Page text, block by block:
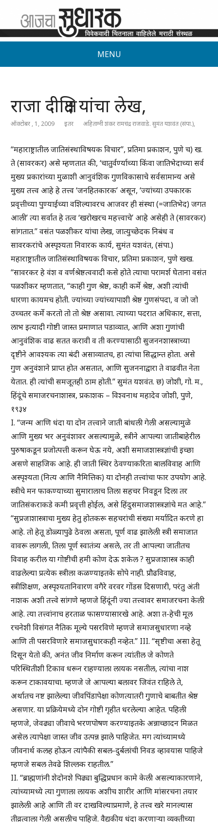
MENU
राजा दीक्षित यांचा लेख,
ऑक्टोबर , 1, 2009 इतर अहिताग्नी शंकर रामचंद्र राजवाडे. सुमंत यशवंत (संपा.),
“महाराष्ट्रातील जातिसंस्थाविषयक विचार”, प्रतिमा प्रकाशन, पुणे च) ख.
ते (सावरकर) असे म्हणतात की, ‘चातुर्वर्ण्याच्या किंवा जातिभेदाच्या सर्व
मुख्य प्रकारांच्या मुळाशी आनुवंशिक गुणविकासाचे सर्वसामान्य असे
मुख्य तत्त्व आहे हे तत्त्व ‘जनहितकारक’ असून, ‘ज्यांच्या उपकारक
प्रवृत्तीच्या पुण्याईच्या वशिल्यावरच आजवर ही संस्था (=जातिभेद) जगत
आली’ त्या सर्वात हे तत्व ‘खरोखरच महत्त्वाचे’ आहे असेही ते (सावरकर)
सांगतात.” वसंत पळशीकर यांचा लेख, जात्युच्छेदक निबंध व
सावरकरांचे अस्पृश्यता निवारक कार्य, सुमंत यशवंत, (संपा.)
महाराष्ट्रातील जातिसंस्थाविषयक विचार, प्रतिमा प्रकाशन, पुणे खख.
“सावरकर हे वंश व वर्णश्रेष्ठत्ववादी कसे होते त्याचा परामर्श घेताना वसंत
पळशीकर म्हणतात, “काही गुण श्रेष्ठ, काही कर्मे श्रेष्ठ, अशी त्यांची
धारणा कायमच होती. ज्यांच्या ज्यांच्यापाशी श्रेष्ठ गुणसंपदा, व जो जो
उच्चतर कर्मे करतो तो तो श्रेष्ठ असावा. त्याच्या पदरात अधिकार, सत्ता,
लाभ इत्यादी गोष्टी जास्त प्रमाणात पडाव्यात, आणि अशा गुणांची
आनुवंशिक वाढ सतत करावी व ती करण्यासाठी सुजननशास्त्राच्या
दृष्टीने आवश्यक त्या बंदी असाव्यातच, हा त्यांचा सिद्धान्त होता. असे
गुण अनुवंशाने प्राप्त होत असतात, आणि सुजननाद्वारा ते वाढवीत नेता
येतात. ही त्यांची समजूतही ठाम होती.” सुमंत यशवंत. छ) जोशी, गो. म.,
हिंदूंचे समाजरचनाशास्त्र, प्रकाशक – विश्वनाथ महादेव जोशी, पुणे,
१९३४
I. “जन्म आणि धंदा या दोन तत्त्वाने जाती बांधली गेली असल्यामुळे
आणि मुख्य भर अनुवंशावर असल्यामुळे, स्त्रीने आपल्या जातीबाहेरील
पुरुषाकडून प्रजोत्पत्ती करून घेऊ नये, अशी समाजशास्त्रज्ञांची इच्छा
असणे साहजिक आहे. ही जाती स्थिर ठेवण्याकरिता बालविवाह आणि
अस्पृश्यता (नित्य आणि नैमित्तिक) या दोनही तत्त्वांचा फार उपयोग आहे.
स्त्रीचे मन फाकण्याच्या सुमारालाच तिला सहचर निवडून दिला तर
जातिसंकराकडे कमी प्रवृत्ती होईल, असे हिंदुसमाजशास्त्रज्ञांचे मत आहे.”
“सुप्रजाशास्त्राचा मुख्य हेतु होतकरू सहचरांची संख्या मर्यादित करणे हा
आहे. तो हेतू डोळ्यापुढे ठेवला असता, पूर्ण वाढ झालेली स्त्री समाजात
वावरू लागली, तिला पूर्ण स्वातंत्र्य असले, तर ती आपल्या जातीतच
विवाह करील या गोष्टीची हमी कोण देऊ शकेल ? सुप्रजाशास्त्र काही
वाढलेल्या प्रत्येक स्त्रीला कळण्याइतके सोपे नाही. प्रौढविवाह,
स्त्रीशिक्षण, अस्पृश्यतानिवारण वगैरे वरवर गोंडस दिसणारी, परंतु अंती
नाशक अशी तत्त्वे सांगणे म्हणजे हिंदूंनी ज्या तत्त्वावर समाजरचना केली
आहे. त्या तत्त्वांनाच हरताळ फासण्यासारखे आहे. अशा त-हेची मूल
रचनेशी विसंगत नैतिक मूल्ये पसरविणे म्हणजे समाजसुधारणा नव्हे
आणि ती पसरविणारे समाजसुधारकही नव्हेत.” III. “सृष्टीचा असा हेतू
दिसून येतो की, अनंत जीव निर्माण करून त्यांतील जे कोणते
परिस्थितीशी टिकाव धरून राहण्याला लायक नसतील, त्यांचा नाश
करून टाकावयाचा. म्हणजे जे आपल्या बलावर जिवंत राहिले ते,
अर्थातच नष्ट झालेल्या जीवपिंडापेक्षा कोणत्यातरी गुणाचे बाबतीत श्रेष्ठ
असणार. या प्रक्रियेमध्ये दोन गोष्टी गृहीत धरलेल्या आहेत. पहिली
म्हणजे, जेवढ्या जीवाचे भरणपोषण करण्याइतके अन्नाच्छादन मिळत
असेल त्यापेक्षा जास्त जीव उत्पन्न झाले पाहिजेत. मग त्यांच्यामध्ये
जीवनार्थ कलह होऊन त्यांपैकी सबल-दुर्बलांची निवड व्हावयास पाहिजे
म्हणजे सबल तेवढे शिल्लक राहतील.”
II. “ब्राह्मणांनी शेदोनशे पिढ्या बुद्धिप्रधान कामे केली असल्याकारणाने,
त्यांच्यामध्ये त्या गुणाला लायक अशीच शारीर आणि मांसरचना तयार
झालेली आहे आणि ती वर दाखविल्याप्रमाणे, हे तत्त्व खरे मानल्यास
तीव्रत्वाला गेली असलीच पाहिजे. वैद्यकीय धंदा करणाऱ्या व्यक्तीच्या